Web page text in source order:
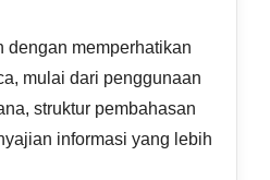
dengan memperhatikan
mulai dari penggunaan
struktur pembahasan
informasi yang lebih